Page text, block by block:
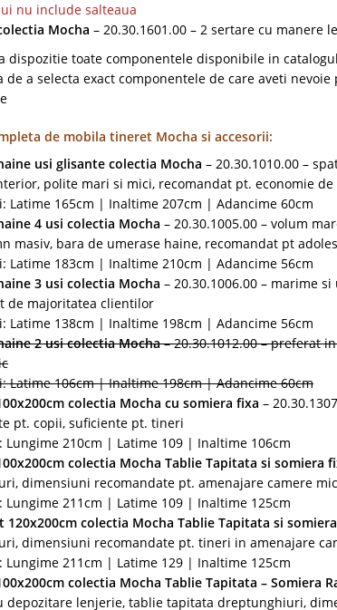
nu include salteaua
Mocha – 20.30.1601.00 – 2 sertare cu manere
dispozitie toate componentele disponibile in
de a selecta exact componentele de care aveti
de mobila tineret Mocha si accesorii:
usi glisante colectia Mocha – 20.30.1010.00 –
polite mari si mici, recomandat pt. economie
Latime 165cm | Inaltime 207cm | Adancime 60cm
4 usi colectia Mocha – 20.30.1005.00 – volum
masiv, bara de umerase haine, recomandat pt
Latime 183cm | Inaltime 210cm | Adancime 56cm
3 usi colectia Mocha – 20.30.1006.00 – marime
de majoritatea clientilor
Latime 138cm | Inaltime 198cm | Adancime 56cm
2 usi colectia Mocha– 20.30.1012.00 – preferat
Latime 106cm | Inaltime 198cm | Adancime 60cm
colectia Mocha cu somiera fixa –
pt. copii, suficiente pt. tineri
Lungime 210cm | Latime 109 | Inaltime 106cm
colectia Mocha Tablie Tapitata si somiera
dimensiuni recomandate pt. amenajare camere
Lungime 211cm | Latime 109 | Inaltime 125cm
120x200cm colectia Mocha Tablie Tapitata si
dimensiuni recomandate pt. tineri in amenajare
Lungime 211cm | Latime 129 | Inaltime 125cm
colectia Mocha Tablie Tapitata – Somiera
depozitare lenjerie, tablie tapitata dreptunghiuri,